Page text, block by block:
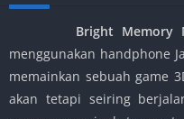
Bright Memory
menggunakan handphone
memainkan sebuah game
akan tetapi seiring